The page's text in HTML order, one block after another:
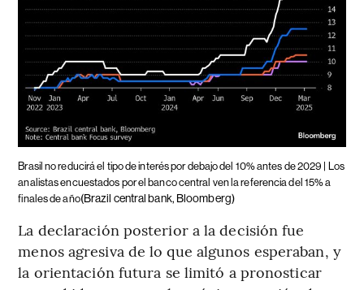
Brasil no reducirá el tipo de interés por debajo del 10% antes de 2029 | Los
analistas encuestados por el banco central ven la referencia del 15% a
finales de año(Brazil central bank, Bloomberg)
La declaración posterior a la decisión fue
menos agresiva de lo que algunos esperaban, y
la orientación futura se limitó a pronosticar